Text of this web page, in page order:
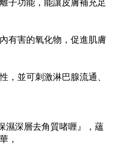
子功能，能讓皮膚補充足
有害的氧化物，促進肌膚
，並可刺激淋巴腺流通、
濕深層去角質啫喱』，蘊
，